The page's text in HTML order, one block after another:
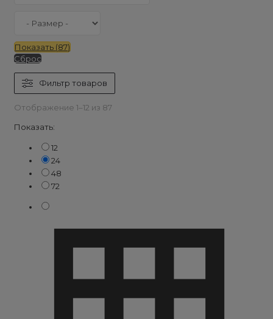
Показать (87)
Сброс
Фильтр товаров
Отображение 1–12 из 87
Показать:
12
24
48
72